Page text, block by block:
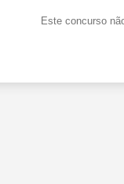
Este concurso